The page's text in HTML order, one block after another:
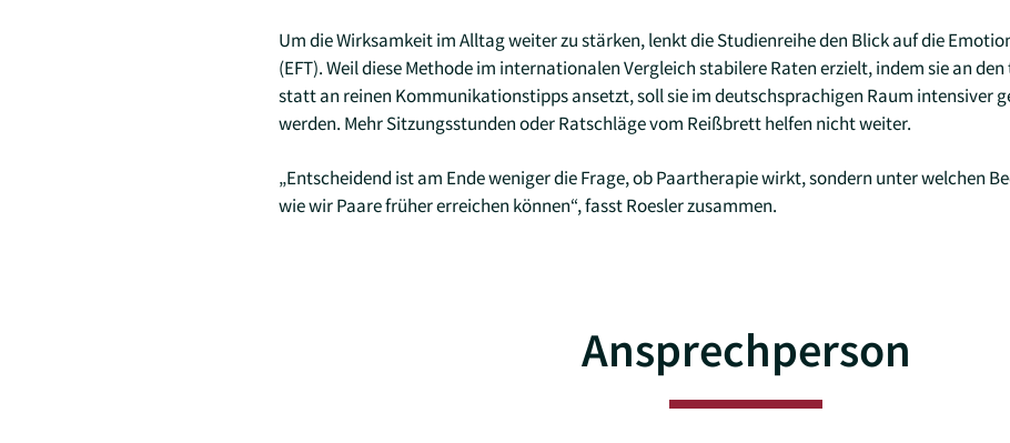
Um die Wirksamkeit im Alltag weiter zu stärken, lenkt die Studienreihe den Blick auf die
(EFT). Weil diese Methode im internationalen Vergleich stabilere Raten erzielt, indem sie an
statt an reinen Kommunikationstipps ansetzt, soll sie im deutschsprachigen Raum intensiver
werden. Mehr Sitzungsstunden oder Ratschläge vom Reißbrett helfen nicht weiter.
„Entscheidend ist am Ende weniger die Frage, ob Paartherapie wirkt, sondern unter welchen
wie wir Paare früher erreichen können“, fasst Roesler zusammen.
Ansprechperson